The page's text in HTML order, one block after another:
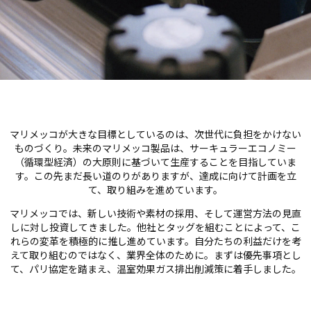
マリメッコが大きな目標としているのは、次世代に負担をかけない
ものづくり。未来のマリメッコ製品は、サーキュラーエコノミー
（循環型経済）の大原則に基づいて生産することを目指していま
す。この先まだ長い道のりがありますが、達成に向けて計画を立
て、取り組みを進めています。
マリメッコでは、新しい技術や素材の採用、そして運営方法の見直
しに対し投資してきました。他社とタッグを組むことによって、こ
れらの変革を積極的に推し進めています。自分たちの利益だけを考
えて取り組むのではなく、業界全体のために。まずは優先事項とし
て、パリ協定を踏まえ、温室効果ガス排出削減策に着手しました。